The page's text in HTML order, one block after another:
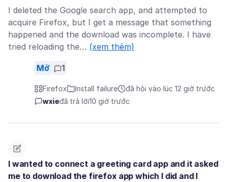
I deleted the Google search app, and attempted to
acquire Firefox, but I get a message that something
happened and the download was incomplete. I have
tried reloading the… (xem thêm)
Mở 1
Firefox Install failure
đã hỏi vào lúc 12 giờ trước
wxieđã trả lời10 giờ trước
I wanted to connect a greeting card app and it asked
me to download the firefox app which I did and I